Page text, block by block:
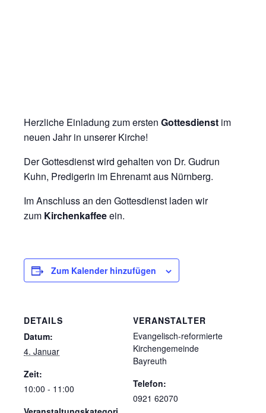
Herzliche Einladung zum ersten Gottesdienst im
neuen Jahr in unserer Kirche!
Der Gottesdienst wird gehalten von Dr. Gudrun
Kuhn, Predigerin im Ehrenamt aus Nürnberg.
Im Anschluss an den Gottesdienst laden wir
zum Kirchenkaffeeein.
Zum Kalender hinzufügen
DETAILS
Datum:
4. Januar
Zeit:
10:00 - 11:00
VERANSTALTER
Evangelisch-reformierte
Kirchengemeinde
Bayreuth
Telefon:
0921 62070